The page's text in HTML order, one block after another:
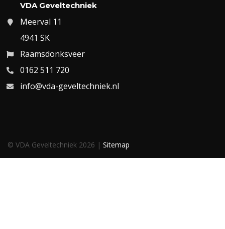
VDA Geveltechniek
Meerval 11
4941 SK
Raamsdonksveer
0162 511 720
info@vda-geveltechniek.nl
© VDA Geveltechniek 2026 | Sitemap